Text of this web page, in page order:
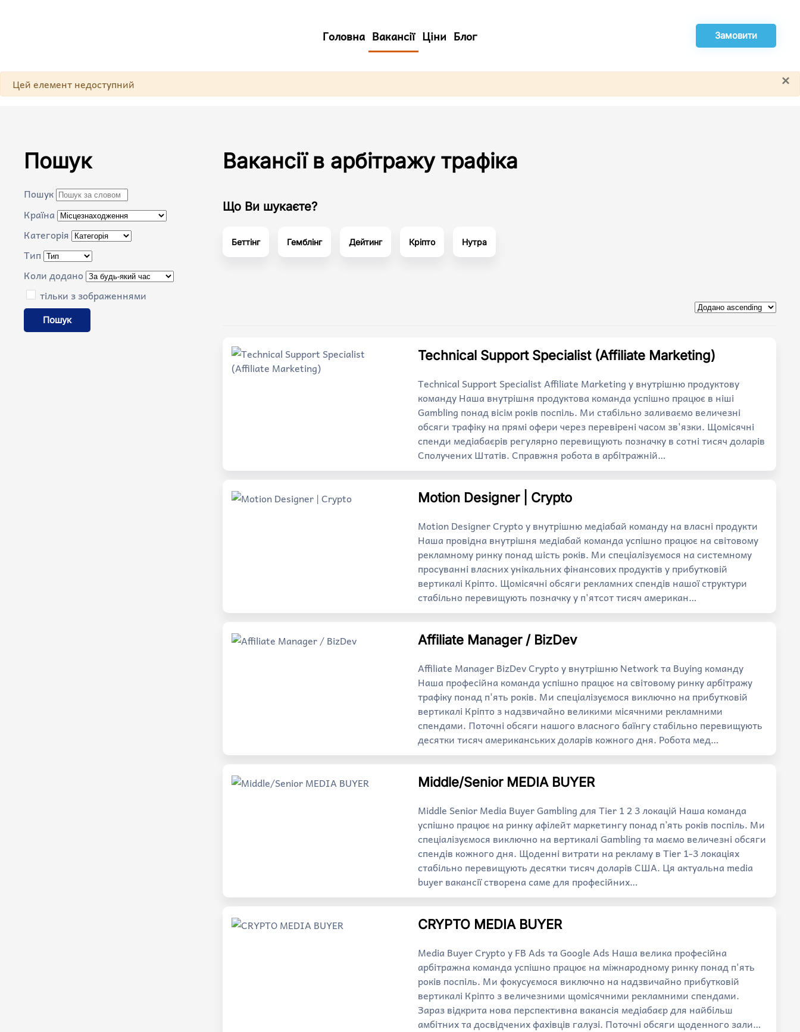
Головна Вакансії Ціни Блог Замовити
×
Попередження
Цей елемент недоступний
Пошук
Пошук
Країна
Категорія
Тип
Коли додано
тільки з зображеннями
Пошук
Вакансії в арбітражу трафіка
Що Ви шукаєте?
Беттінг Гемблінг Дейтинг Кріпто Нутра
Technical Support Specialist (Affiliate Marketing)
Technical Support Specialist Affiliate Marketing у внутрішню продуктову
команду Наша внутрішня продуктова команда успішно працює в ніші
Gambling понад вісім років поспіль. Ми стабільно заливаємо величезні
обсяги трафіку на прямі офери через перевірені часом зв'язки. Щомісячні
спенди медіабаєрів регулярно перевищують позначку в сотні тисяч доларів
Сполучених Штатів. Справжня робота в арбітражній…
Motion Designer | Crypto
Motion Designer Crypto у внутрішню медіабай команду на власні продукти
Наша провідна внутрішня медіабай команда успішно працює на світовому
рекламному ринку понад шість років. Ми спеціалізуємося на системному
просуванні власних унікальних фінансових продуктів у прибутковій
вертикалі Кріпто. Щомісячні обсяги рекламних спендів нашої структури
стабільно перевищують позначку у п'ятсот тисяч американ…
Affiliate Manager / BizDev
Affiliate Manager BizDev Crypto у внутрішню Network та Buying команду
Наша професійна команда успішно працює на світовому ринку арбітражу
трафіку понад п'ять років. Ми спеціалізуємося виключно на прибутковій
вертикалі Кріпто з надзвичайно великими місячними рекламними
спендами. Поточні обсяги нашого власного баїнгу стабільно перевищують
десятки тисяч американських доларів кожного дня. Робота мед…
Middle/Senior MEDIA BUYER
Middle Senior Media Buyer Gambling для Tier 1 2 3 локацій Наша команда
успішно працює на ринку афілейт маркетингу понад п’ять років поспіль. Ми
спеціалізуємося виключно на вертикалі Gambling та маємо величезні обсяги
спендів кожного дня. Щоденні витрати на рекламу в Tier 1-3 локаціях
стабільно перевищують десятки тисяч доларів США. Ця актуальна media
buyer вакансії створена саме для професійних…
CRYPTO MEDIA BUYER
Media Buyer Crypto у FB Ads та Google Ads Наша велика професійна
арбітражна команда успішно працює на міжнародному ринку понад п'ять
років поспіль. Ми фокусуємося виключно на надзвичайно прибутковій
вертикалі Кріпто з величезними щомісячними рекламними спендами.
Зараз відкрита нова перспективна вакансія медіабаєр для найбільш
амбітних та досвідчених фахівців галузі. Поточні обсяги щоденного зали…